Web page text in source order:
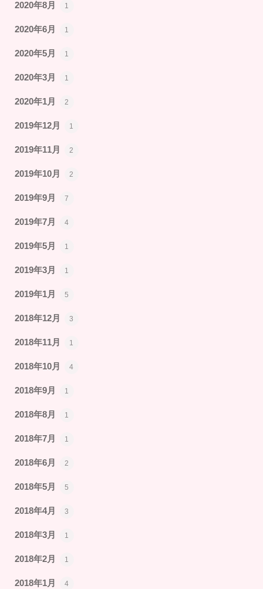
2020年8月 1
2020年6月 1
2020年5月 1
2020年3月 1
2020年1月 2
2019年12月 1
2019年11月 2
2019年10月 2
2019年9月 7
2019年7月 4
2019年5月 1
2019年3月 1
2019年1月 5
2018年12月 3
2018年11月 1
2018年10月 4
2018年9月 1
2018年8月 1
2018年7月 1
2018年6月 2
2018年5月 5
2018年4月 3
2018年3月 1
2018年2月 1
2018年1月 4